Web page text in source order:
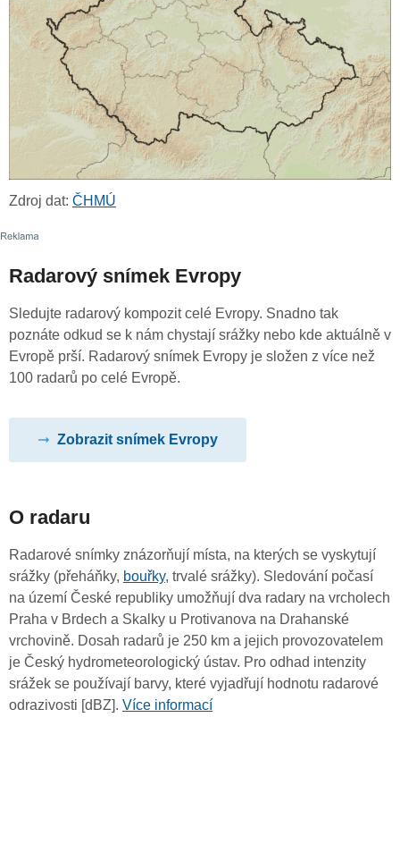
Zdroj dat: ČHMÚ
Radarový snímek Evropy
Sledujte radarový kompozit celé Evropy. Snadno tak
poznáte odkud se k nám chystají srážky nebo kde aktuálně v
Evropě prší. Radarový snímek Evropy je složen z více než
100 radarů po celé Evropě.
Zobrazit snímek Evropy
O radaru
Radarové snímky znázorňují místa, na kterých se vyskytují
srážky (přeháňky, bouřky, trvalé srážky). Sledování počasí
na území České republiky umožňují dva radary na vrcholech
Praha v Brdech a Skalky u Protivanova na Drahanské
vrchovině. Dosah radarů je 250 km a jejich provozovatelem
je Český hydrometeorologický ústav. Pro odhad intenzity
srážek se používají barvy, které vyjadřují hodnotu radarové
odrazivosti [dBZ]. Více informací